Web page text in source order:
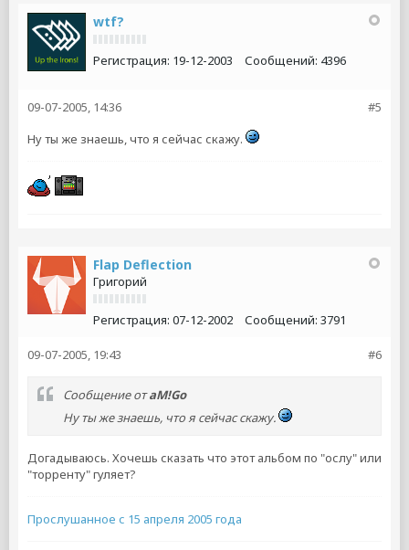
wtf?
Регистрация: 19-12-2003 Сообщений: 4396
#5
09-07-2005, 14:36
Ну ты же знаешь, что я сейчас скажу.
Flap Deflection
Григорий
Регистрация: 07-12-2002 Сообщений: 3791
#6
09-07-2005, 19:43
Сообщение отaM!Go
Ну ты же знаешь, что я сейчас скажу.
Догадываюсь. Хочешь сказать что этот альбом по "ослу" или
"торренту" гуляет?
Прослушанное с 15 апреля 2005 года